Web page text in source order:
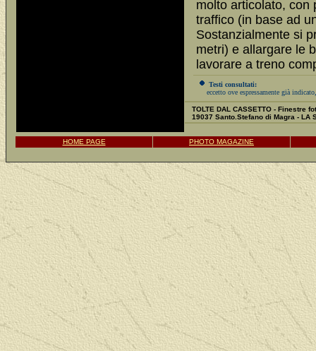
molto articolato, con
traffico (in base ad
Sostanzialmente si
metri) e allargare le
lavorare a treno
Testi consultati:
eccetto ove espressamente già
TOLTE DAL CASSETTO - Finestre
19037 Santo.Stefano di Magra - LA
HOME PAGE PHOTO MAGAZINE